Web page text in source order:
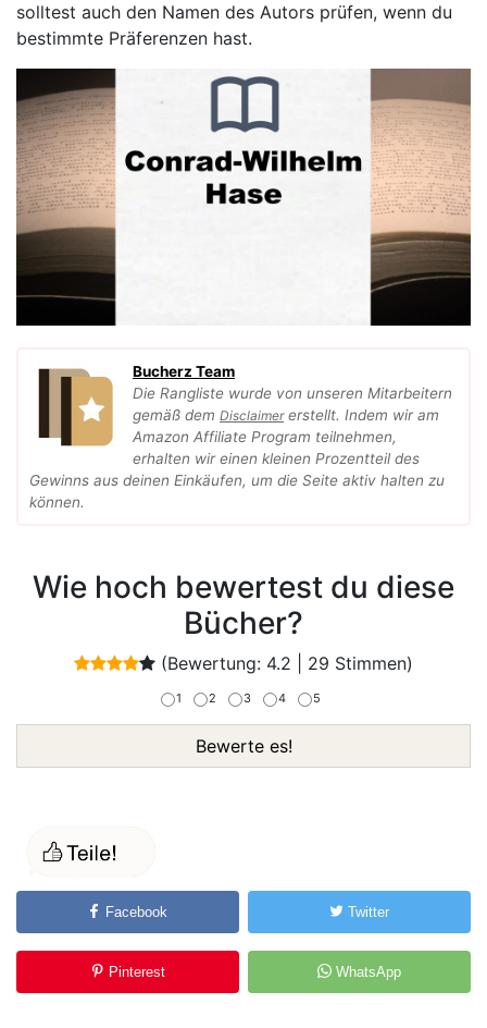
solltest auch den Namen des Autors prüfen, wenn du
bestimmte Präferenzen hast.
Bucherz Team
Die Rangliste wurde von unseren Mitarbeitern
gemäß dem Disclaimererstellt. Indem wir am
Amazon Affiliate Program teilnehmen,
erhalten wir einen kleinen Prozentteil des
Gewinns aus deinen Einkäufen, um die Seite aktiv halten zu
können.
Wie hoch bewertest du diese
Bücher?
(Bewertung: 4.2 29 Stimmen)
1 2 3 4 5
Bewerte es!
Facebook Twitter
Pinterest WhatsApp